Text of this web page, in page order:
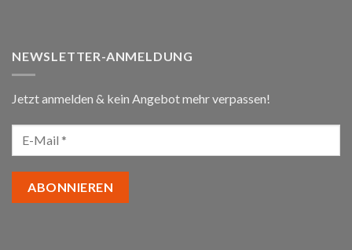
NEWSLETTER-ANMELDUNG
Jetzt anmelden & kein Angebot mehr verpassen!